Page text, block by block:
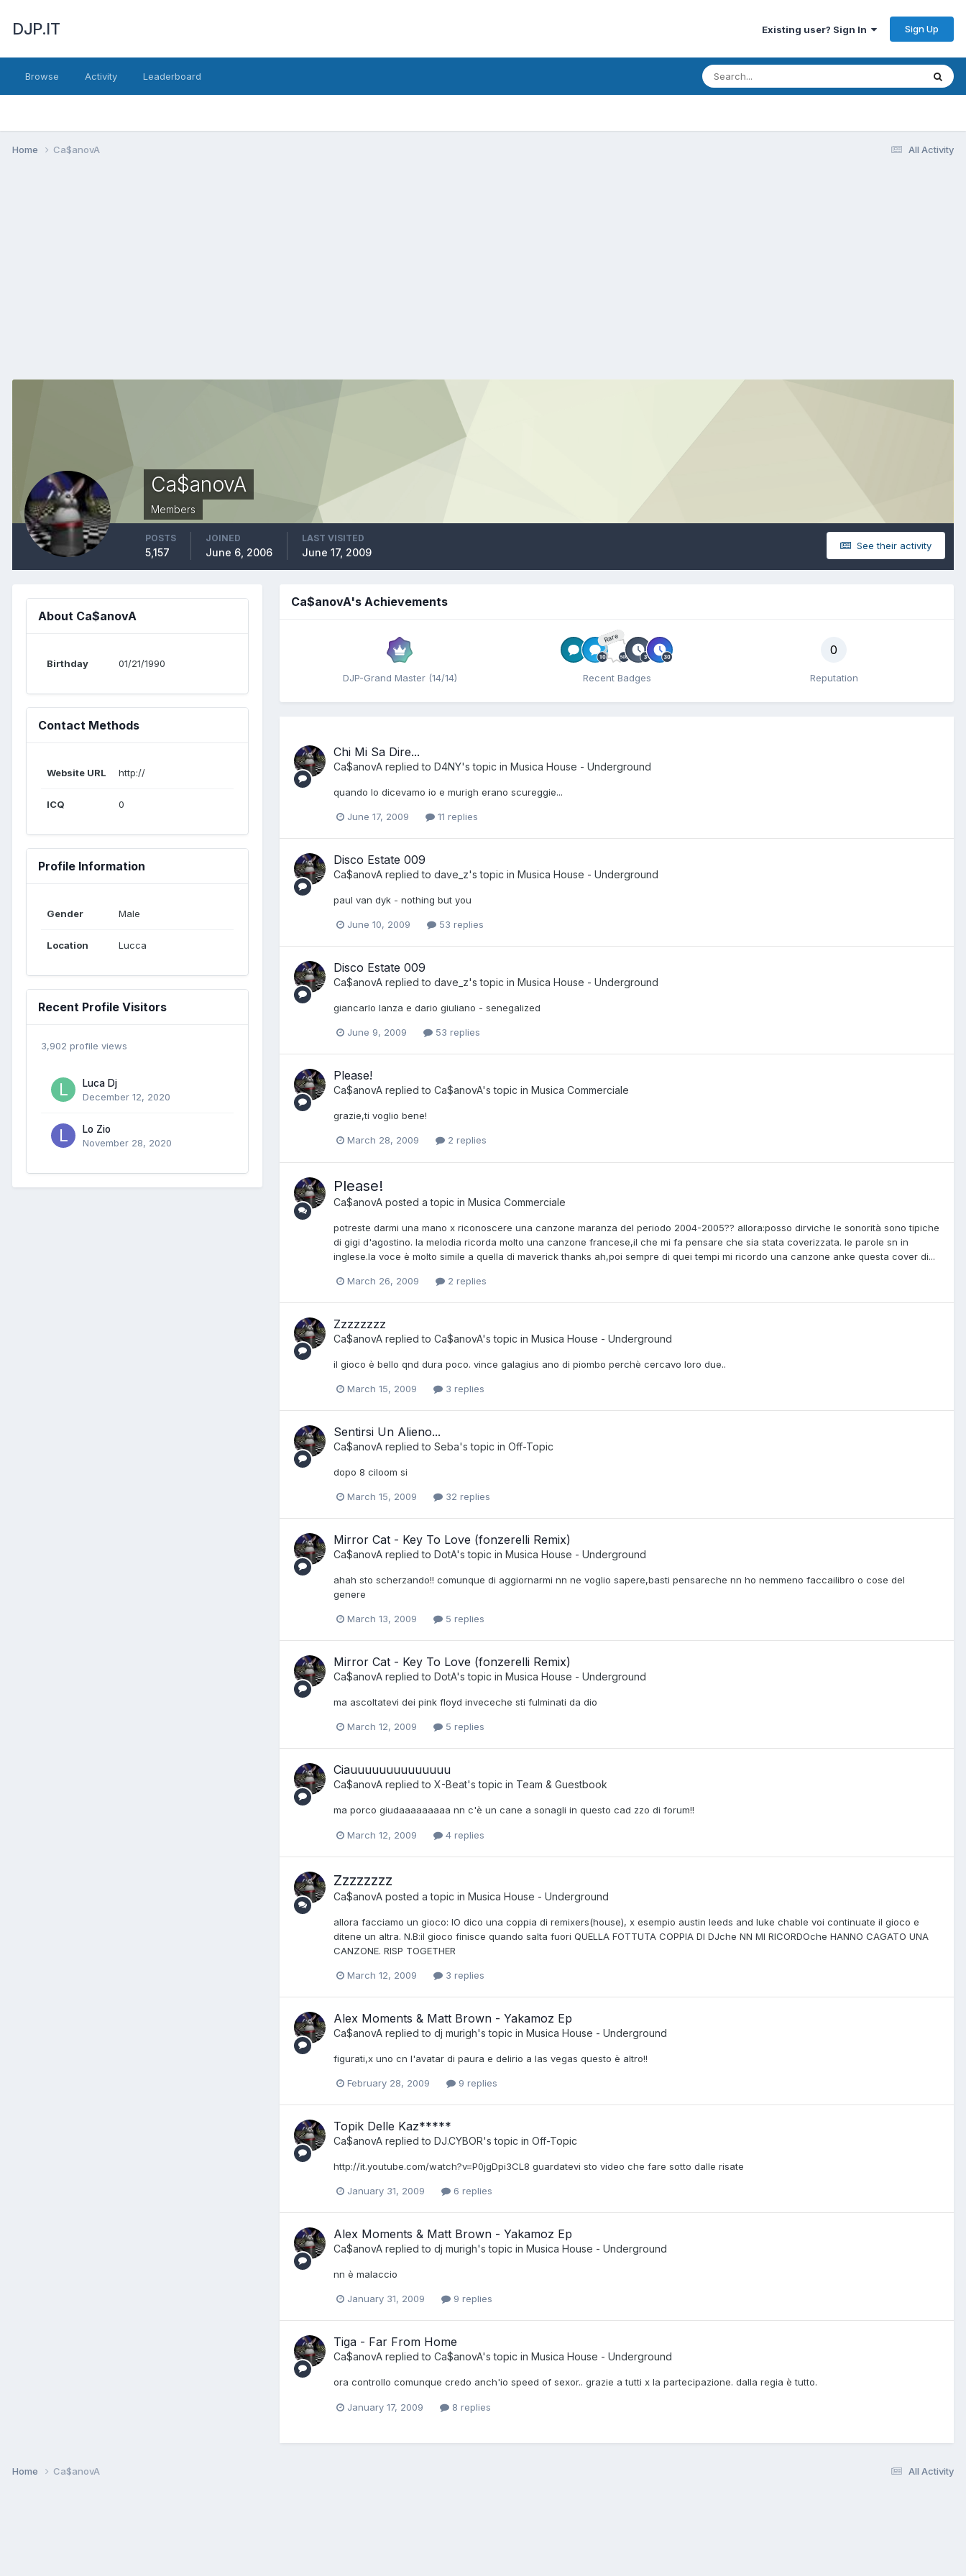
DJP.IT Existing user? Sign In Sign Up
Browse Activity Leaderboard
All Activity
Home Ca$anovA
Ca$anovA
Members
See their activity
POSTS
5,157
JOINED
June 6, 2006
LAST VISITED
June 17, 2009
About Ca$anovA
Birthday 01/21/1990
Contact Methods
Website URL http://
ICQ 0
Profile Information
Gender Male
Location Lucca
Recent Profile Visitors
3,902 profile views
Luca Dj
December 12, 2020
Lo Zio
November 28, 2020
Ca$anovA's Achievements
DJP-Grand Master (14/14)
Rare
Recent Badges
0
Reputation
Chi Mi Sa Dire...
Ca$anovA replied to D4NY's topic in Musica House - Underground
quando lo dicevamo io e murigh erano scureggie...
June 17, 2009 11 replies
Disco Estate 009
Ca$anovA replied to dave_z's topic in Musica House - Underground
paul van dyk - nothing but you
June 10, 2009 53 replies
Disco Estate 009
Ca$anovA replied to dave_z's topic in Musica House - Underground
giancarlo lanza e dario giuliano - senegalized
June 9, 2009 53 replies
Please!
Ca$anovA replied to Ca$anovA's topic in Musica Commerciale
grazie,ti voglio bene!
March 28, 2009 2 replies
Please!
Ca$anovA posted a topic in Musica Commerciale
potreste darmi una mano x riconoscere una canzone maranza del periodo 2004-2005?? allora:posso dirviche le sonorità sono tipiche
di gigi d'agostino. la melodia ricorda molto una canzone francese,il che mi fa pensare che sia stata coverizzata. le parole sn in
inglese.la voce è molto simile a quella di maverick thanks ah,poi sempre di quei tempi mi ricordo una canzone anke questa cover di...
March 26, 2009 2 replies
Zzzzzzzz
Ca$anovA replied to Ca$anovA's topic in Musica House - Underground
il gioco è bello qnd dura poco. vince galagius ano di piombo perchè cercavo loro due..
March 15, 2009 3 replies
Sentirsi Un Alieno...
Ca$anovA replied to Seba's topic in Off-Topic
dopo 8 ciloom si
March 15, 2009 32 replies
Mirror Cat - Key To Love (fonzerelli Remix)
Ca$anovA replied to DotA's topic in Musica House - Underground
ahah sto scherzando!! comunque di aggiornarmi nn ne voglio sapere,basti pensareche nn ho nemmeno faccailibro o cose del
genere
March 13, 2009 5 replies
Mirror Cat - Key To Love (fonzerelli Remix)
Ca$anovA replied to DotA's topic in Musica House - Underground
ma ascoltatevi dei pink floyd inveceche sti fulminati da dio
March 12, 2009 5 replies
Ciauuuuuuuuuuuuuu
Ca$anovA replied to X-Beat's topic in Team & Guestbook
ma porco giudaaaaaaaaa nn c'è un cane a sonagli in questo cad zzo di forum!!
March 12, 2009 4 replies
Zzzzzzzz
Ca$anovA posted a topic in Musica House - Underground
allora facciamo un gioco: IO dico una coppia di remixers(house), x esempio austin leeds and luke chable voi continuate il gioco e
ditene un altra. N.B:il gioco finisce quando salta fuori QUELLA FOTTUTA COPPIA DI DJche NN MI RICORDOche HANNO CAGATO UNA
CANZONE. RISP TOGETHER
March 12, 2009 3 replies
Alex Moments & Matt Brown - Yakamoz Ep
Ca$anovA replied to dj murigh's topic in Musica House - Underground
figurati,x uno cn l'avatar di paura e delirio a las vegas questo è altro!!
February 28, 2009 9 replies
Topik Delle Kaz*****
Ca$anovA replied to DJ.CYBOR's topic in Off-Topic
http://it.youtube.com/watch?v=P0jgDpi3CL8 guardatevi sto video che fare sotto dalle risate
January 31, 2009 6 replies
Alex Moments & Matt Brown - Yakamoz Ep
Ca$anovA replied to dj murigh's topic in Musica House - Underground
nn è malaccio
January 31, 2009 9 replies
Tiga - Far From Home
Ca$anovA replied to Ca$anovA's topic in Musica House - Underground
ora controllo comunque credo anch'io speed of sexor.. grazie a tutti x la partecipazione. dalla regia è tutto.
January 17, 2009 8 replies
All Activity
Home Ca$anovA